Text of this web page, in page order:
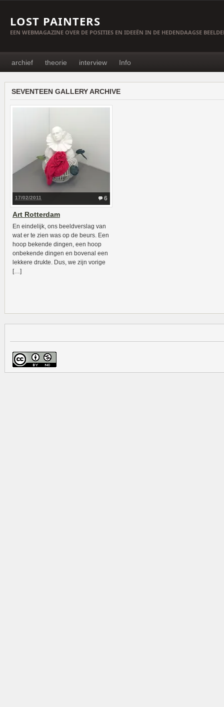
LOST PAINTERS
EEN WEBMAGAZINE OVER DE POSITIES EN IDEEËN IN DE HEDENDAAGSE
archief theorie interview Info
SEVENTEEN GALLERY ARCHIVE
6
17/02/2011
Art Rotterdam
En eindelijk, ons beeldverslag van
wat er te zien was op de beurs. Een
hoop bekende dingen, een hoop
onbekende dingen en bovenal een
lekkere drukte. Dus, we zijn vorige
[…]